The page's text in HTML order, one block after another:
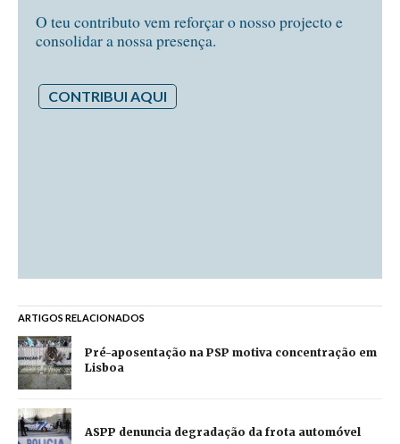
O teu contributo vem reforçar o nosso projecto e
consolidar a nossa presença.
CONTRIBUI AQUI
ARTIGOS RELACIONADOS
Pré-aposentação na PSP motiva concentração em
Lisboa
ASPP denuncia degradação da frota automóvel